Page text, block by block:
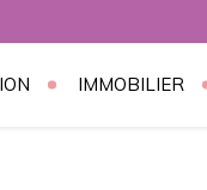
IMMOBILIER